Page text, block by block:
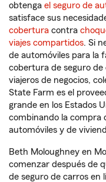
obtenga el seguro de
satisface sus
cobertura contra
viajes compartidos. Si
de automóviles para la
cobertura de seguro
viajeros de negocios,
State Farm es el
grande en los Estados
combinando la compra
automóviles y de
Beth Moloughney en
comenzar después de
de seguro de carros en